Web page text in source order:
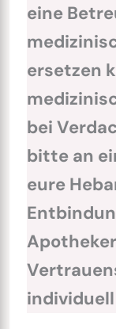
eine
ersetzen
bei
bitte an
eure